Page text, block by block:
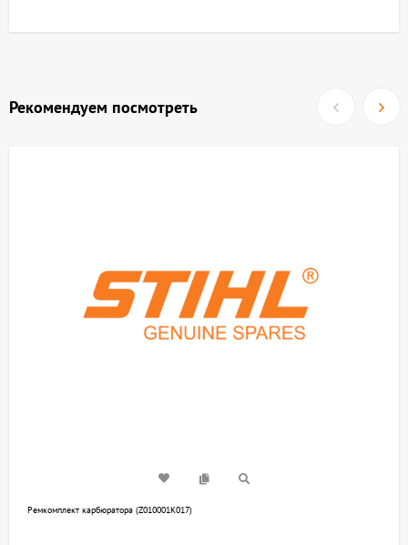
Рекомендуем посмотреть
Ремкомплект карбюратора (Z010001K017)